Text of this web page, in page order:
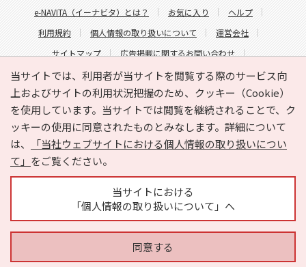
当サイトでは、利用者が当サイトを閲覧する際のサービス向
上およびサイトの利用状況把握のため、クッキー（Cookie）
を使用しています。当サイトでは閲覧を継続されることで、ク
ッキーの使用に同意されたものとみなします。詳細について
は、
「当社ウェブサイトにおける個人情報の取り扱いについ
て」 をご覧ください。
当サイトにおける
「個人情報の取り扱いについて」へ
同意する
e-NAVITA（イーナビタ）とは？ お気に入り
ヘルプ
利用規約
個人情報の取り扱いについて
運営会社
サイトマップ
広告掲載に関するお問い合わせ
サイトの内容に関するお問い合わせ
Copyright © HYOJITO.Co.,Ltd. All Rights Reserved.